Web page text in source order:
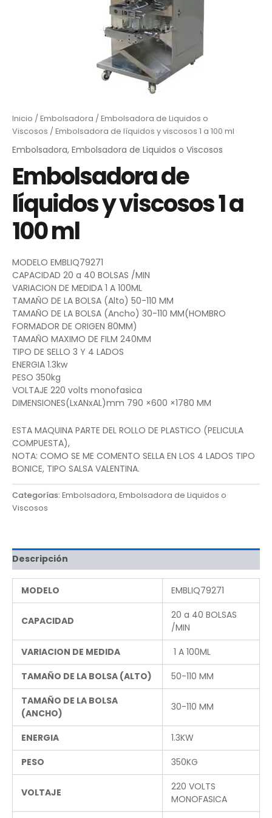
Inicio /Embolsadora /Embolsadora de Liquidos o
Viscosos / Embolsadora de líquidos y viscosos 1 a 100 ml
Embolsadora, Embolsadora de Liquidos o Viscosos
Embolsadora de
líquidos y viscosos 1 a
100 ml
MODELO EMBLIQ79271
CAPACIDAD 20 a 40 BOLSAS /MIN
VARIACION DE MEDIDA 1 A 100ML
TAMAÑO DE LA BOLSA (Alto) 50-110 MM
TAMAÑO DE LA BOLSA (Ancho) 30-110 MM(HOMBRO
FORMADOR DE ORIGEN 80MM)
TAMAÑO MAXIMO DE FILM 240MM
TIPO DE SELLO 3 Y 4 LADOS
ENERGIA 1.3kw
PESO 350kg
VOLTAJE 220 volts monofasica
DIMENSIONES(LxANxAL)mm 790 ×600 ×1780 MM
ESTA MAQUINA PARTE DEL ROLLO DE PLASTICO (PELICULA
COMPUESTA),
NOTA: COMO SE ME COMENTO SELLA EN LOS 4 LADOS TIPO
BONICE, TIPO SALSA VALENTINA.
Categorías: Embolsadora,Embolsadora de Liquidos o
Viscosos
Descripción
MODELO EMBLIQ79271
CAPACIDAD
20 a 40 BOLSAS
/MIN
VARIACION DE MEDIDA
1 A 100ML
TAMAÑO DE LA BOLSA (ALTO)
50-110 MM
TAMAÑO DE LA BOLSA
(ANCHO)
30-110 MM
ENERGIA
1.3KW
PESO
350KG
VOLTAJE
220 VOLTS
MONOFASICA